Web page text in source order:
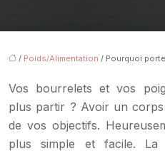
/ Poids/Alimentation / Pourquoi
Vos bourrelets et vos
plus partir ? Avoir un
de vos objectifs.
plus simple et facile. La